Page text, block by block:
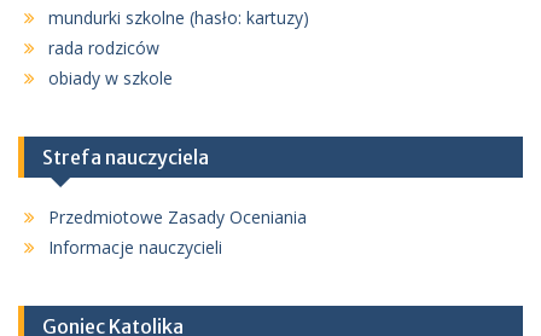
mundurki szkolne (hasło: kartuzy)
rada rodziców
obiady w szkole
Strefa nauczyciela
Przedmiotowe Zasady Oceniania
Informacje nauczycieli
Goniec Katolika